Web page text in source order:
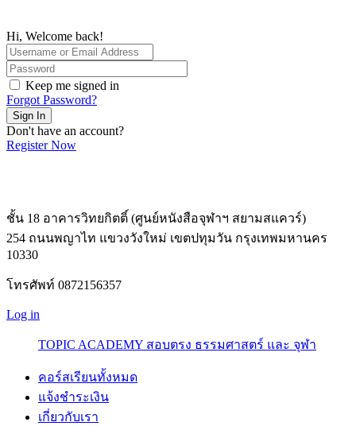
Hi, Welcome back!
Keep me signed in
Forgot Password?
Sign In
Don't have an account?
Register Now
ชั้น 18 อาคารวิทยกิตติ์ (ศูนย์หนังสือจุฬาฯ สยามสแควร์)
254 ถนนพญาไท แขวงวังใหม่ เขตปทุมวัน กรุงเทพมหานคร
10330
โทรศัพท์ 0872156357
Log in
TOPIC ACADEMY สอบตรง ธรรมศาสตร์ และ จุฬา
คอร์สเรียนทั้งหมด
แจ้งชำระเงิน
เกี่ยวกับเรา